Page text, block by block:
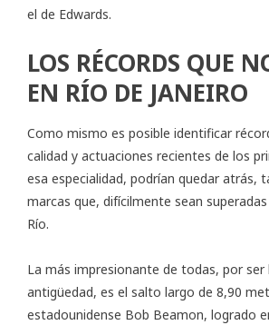
el de Edwards.
LOS RÉCORDS QUE
EN RÍO DE JANEIRO
Como mismo es posible identificar
calidad y actuaciones recientes de los
esa especialidad, podrían quedar atrás,
marcas que, difícilmente sean
Río.
La más impresionante de todas, por ser
antigüedad, es el salto largo de 8,90
estadounidense Bob Beamon, logrado